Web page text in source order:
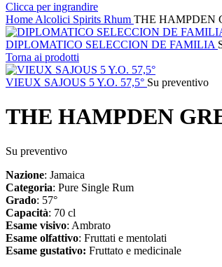
Clicca per ingrandire
Home Alcolici Spirits Rhum THE HAMPDEN
DIPLOMATICO SELECCION DE FAMILIA
Torna ai prodotti
VIEUX SAJOUS 5 Y.O. 57,5° Su preventivo
THE HAMPDEN
Su preventivo
Nazione: Jamaica
Categoria: Pure Single Rum
Grado: 57°
Capacità: 70 cl
Esame visivo: Ambrato
Esame olfattivo: Fruttati e mentolati
Esame gustativo: Fruttato e medicinale